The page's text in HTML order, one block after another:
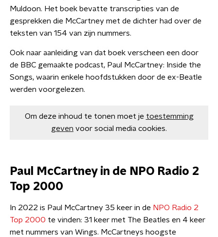
Muldoon. Het boek bevatte transcripties van de
gesprekken die McCartney met de dichter had over de
teksten van 154 van zijn nummers.
Ook naar aanleiding van dat boek verscheen een door
de BBC gemaakte podcast, Paul McCartney: Inside the
Songs, waarin enkele hoofdstukken door de ex-Beatle
werden voorgelezen.
Om deze inhoud te tonen moet je toestemming
geven voor social media cookies.
Paul McCartney in de NPO Radio 2
Top 2000
In 2022 is Paul McCartney 35 keer in de NPO Radio 2
Top 2000 te vinden: 31 keer met The Beatles en 4 keer
met nummers van Wings. McCartneys hoogste